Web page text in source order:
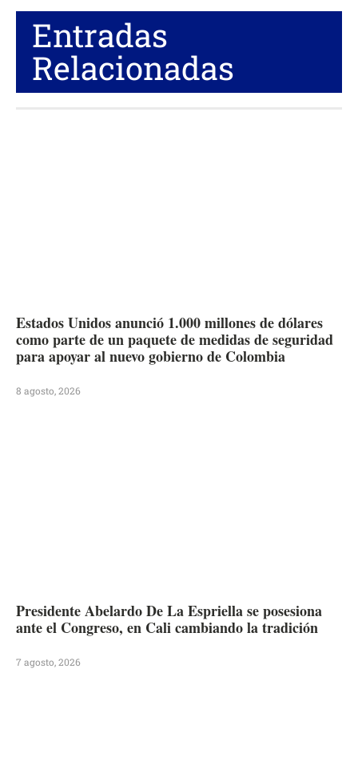
Entradas
Relacionadas
Estados Unidos anunció 1.000 millones de dólares
como parte de un paquete de medidas de seguridad
para apoyar al nuevo gobierno de Colombia
8 agosto, 2026
Presidente Abelardo De La Espriella se posesiona
ante el Congreso, en Cali cambiando la tradición
7 agosto, 2026